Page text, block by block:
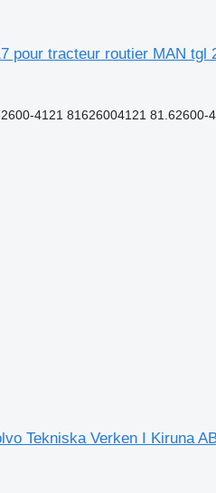
pour tracteur routier MAN tgl
4121 81626004121 81.62600-
Tekniska Verken I Kiruna